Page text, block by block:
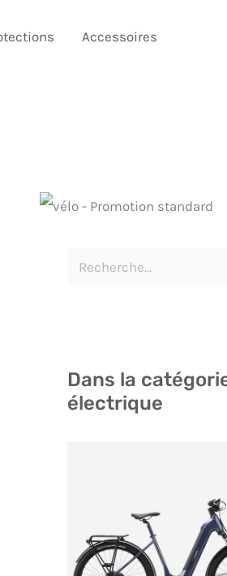
Accessoires
Dans la
électrique